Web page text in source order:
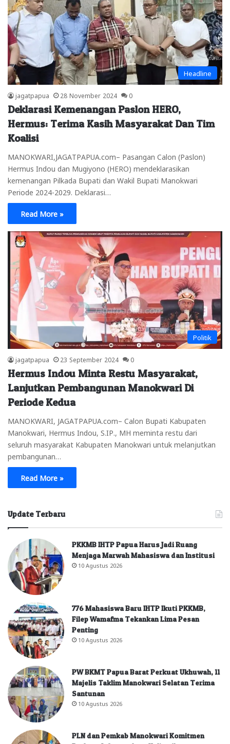
Headline
jagatpapua 28 November 2024 0
Deklarasi Kemenangan Paslon HERO,
Hermus: Terima Kasih Masyarakat Dan Tim
Koalisi
MANOKWARI,JAGATPAPUA.com– Pasangan Calon (Paslon)
Hermus Indou dan Mugiyono (HERO) mendeklarasikan
kemenangan Pilkada Bupati dan Wakil Bupati Manokwari
Periode 2024-2029. Deklarasi…
Read More »
Politik
jagatpapua 23 September 2024 0
Hermus Indou Minta Restu Masyarakat,
Lanjutkan Pembangunan Manokwari Di
Periode Kedua
MANOKWARI, JAGATPAPUA.com– Calon Bupati Kabupaten
Manokwari, Hermus Indou, S.IP., MH meminta restu dari
seluruh masyarakat Kabupaten Manokwari untuk melanjutkan
pembangunan…
Read More »
Update Terbaru
PKKMB IHTP Papua Harus Jadi Ruang
Menjaga Marwah Mahasiswa dan Institusi
10 Agustus 2026
776 Mahasiswa Baru IHTP Ikuti PKKMB,
Filep Wamafma Tekankan Lima Pesan
Penting
10 Agustus 2026
PW BKMT Papua Barat Perkuat Ukhuwah, 11
Majelis Taklim Manokwari Selatan Terima
Santunan
10 Agustus 2026
PLN dan Pemkab Manokwari Komitmen